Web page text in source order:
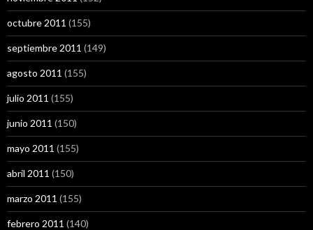
octubre 2011 (155)
septiembre 2011 (149)
agosto 2011 (155)
julio 2011 (155)
junio 2011 (150)
mayo 2011 (155)
abril 2011 (150)
marzo 2011 (155)
febrero 2011 (140)